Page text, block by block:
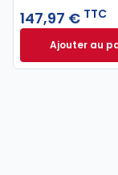
147,97 € TTC
Ajouter au